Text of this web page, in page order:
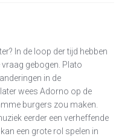
In de loop der tijd hebben
gebogen. Plato
in de
wees Adorno op de
burgers zou maken.
eerder een verheffende
een grote rol spelen in